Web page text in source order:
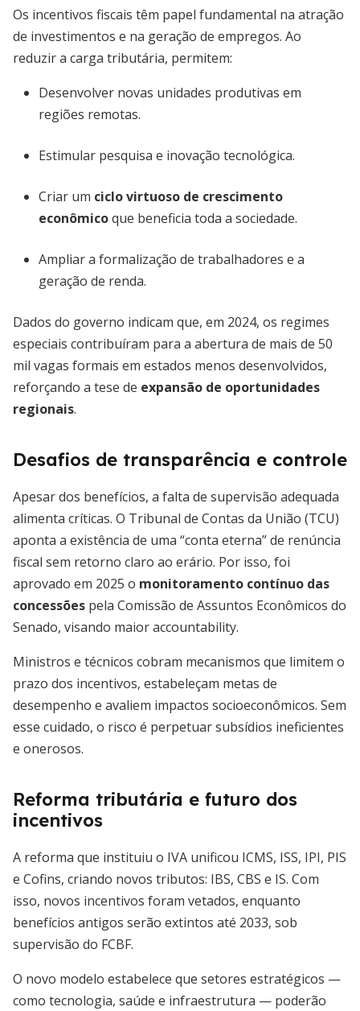
Os incentivos fiscais têm papel fundamental na atração
de investimentos e na geração de empregos. Ao
reduzir a carga tributária, permitem:
Desenvolver novas unidades produtivas em
regiões remotas.
Estimular pesquisa e inovação tecnológica.
Criar um ciclo virtuoso de crescimento
econômicoque beneficia toda a sociedade.
Ampliar a formalização de trabalhadores e a
geração de renda.
Dados do governo indicam que, em 2024, os regimes
especiais contribuíram para a abertura de mais de 50
mil vagas formais em estados menos desenvolvidos,
reforçando a tese de expansão de oportunidades
regionais.
Desafios de transparência e controle
Apesar dos benefícios, a falta de supervisão adequada
alimenta críticas. O Tribunal de Contas da União (TCU)
aponta a existência de uma “conta eterna” de renúncia
fiscal sem retorno claro ao erário. Por isso, foi
aprovado em 2025 o monitoramento contínuo das
concessões pela Comissão de Assuntos Econômicos do
Senado, visando maior accountability.
Ministros e técnicos cobram mecanismos que limitem o
prazo dos incentivos, estabeleçam metas de
desempenho e avaliem impactos socioeconômicos. Sem
esse cuidado, o risco é perpetuar subsídios ineficientes
e onerosos.
Reforma tributária e futuro dos
incentivos
A reforma que instituiu o IVA unificou ICMS, ISS, IPI, PIS
e Cofins, criando novos tributos: IBS, CBS e IS. Com
isso, novos incentivos foram vetados, enquanto
benefícios antigos serão extintos até 2033, sob
supervisão do FCBF.
O novo modelo estabelece que setores estratégicos —
como tecnologia, saúde e infraestrutura — poderão